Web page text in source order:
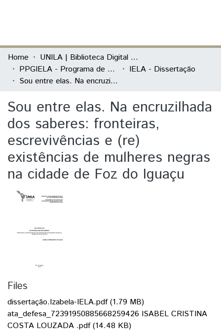
Communities & Collections
All of DSpace
Home
UNILA | Biblioteca Digital de Dissertações e Teses
PPGIELA - Programa de Pós-Graduação Interdisciplinar em Estudos Latino-Americanos
IELA - Dissertação
Sou entre elas. Na encruzilhada dos saberes: fronteiras, escrevivências e (re) existências de mulheres negras na cidade de Foz do Iguaçu
Sou entre elas. Na encruzilhada
dos saberes: fronteiras,
escrevivências e (re)
existências de mulheres negras
na cidade de Foz do Iguaçu
Files
dissertação.Izabela-IELA.pdf(1.79 MB)
ata_defesa_72391950885668259426 ISABEL CRISTINA
COSTA LOUZADA .pdf(14.48 KB)